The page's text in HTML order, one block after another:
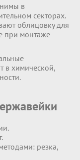
в
секторах.
облицовку для
при монтаже
в химической,
резка,